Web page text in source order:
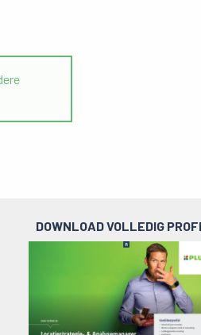
DOWNLOAD VOLLEDIG